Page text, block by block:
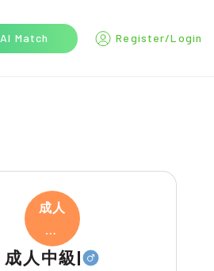
AI Match Register/Login
成人
中
級|
成人中級|